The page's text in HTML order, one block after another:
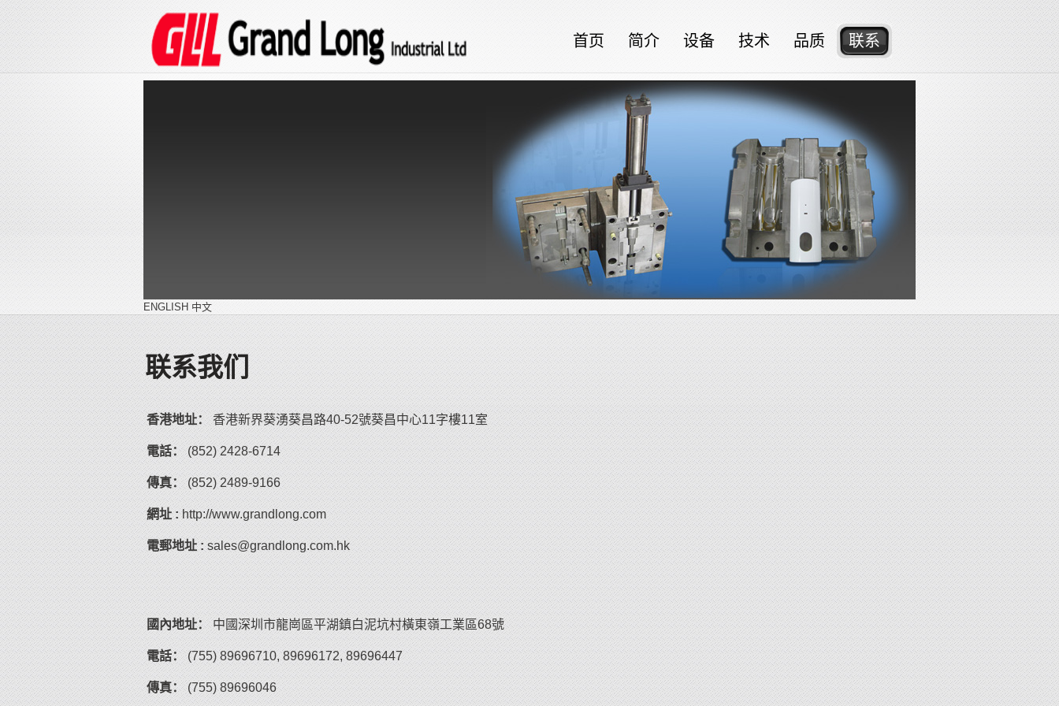
首页 简介 设备 技术 品质 联系
ENGLISH 中文
联系我们
香港地址：香港新界葵湧葵昌路40-52號葵昌中心11字樓11室
電話：(852) 2428-6714
傳真：(852) 2489-9166
網址 :http://www.grandlong.com
電郵地址 : sales@grandlong.com.hk
國內地址：中國深圳市龍崗區平湖鎮白泥坑村橫東嶺工業區68號
電話：(755) 89696710, 89696172, 89696447
傳真：(755) 89696046